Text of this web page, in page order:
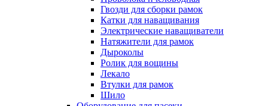
Гвозди для сборки рамок
Катки для наващивания
Электрические наващиватели
Натяжители для рамок
Дыроколы
Ролик для вощины
Лекало
Втулки для рамок
Шило